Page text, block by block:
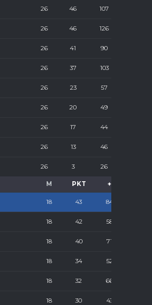
26 46 107
26 46 126
26 41 90
26 37 103
26 23 57
26 20 49
26 17 44
26 13 46
26 3 26
M PKT +
18 43 84
18 42 58
18 40 71
18 34 52
18 32 66
18 30 43